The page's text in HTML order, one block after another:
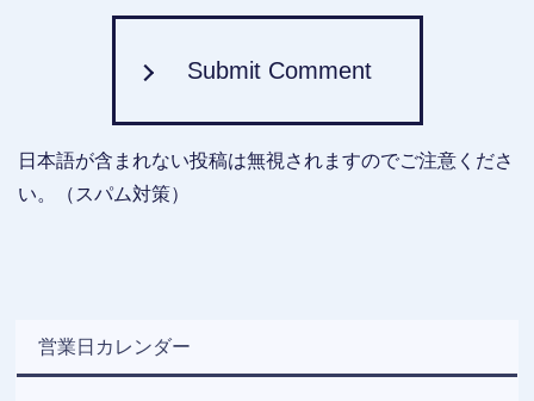
Submit Comment
日本語が含まれない投稿は無視されますのでご注意くださ
い。（スパム対策）
営業日カレンダー